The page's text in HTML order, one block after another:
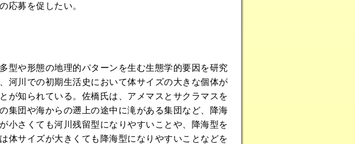
応募を促したい。
型や形態の地理的パターンを生む生態学的要因を研究
河川での初期生活史において体サイズの大きな個体が
が知られている。佐橋氏は、アメマスとサクラマスを
集団や海からの遡上の途中に滝がある集団など、降海
小さくても河川残留型になりやすいことや、降海型を
体サイズが大きくても降海型になりやすいことなどを